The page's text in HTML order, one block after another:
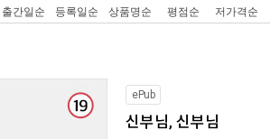
출간일순 등록일순 상품명순 평점순 저가격순
ePub
신부님, 신부님